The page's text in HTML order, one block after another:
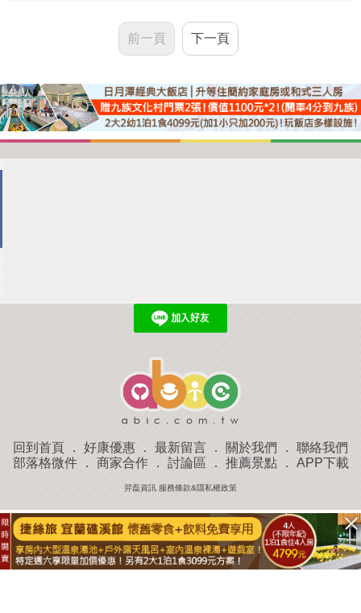
前一頁 下一頁
回到首頁 ． 好康優惠 ． 最新留言 ． 關於我們 ． 聯絡我們
部落格微件． 商家合作． 討論區 ． 推薦景點． APP下載
羿磊資訊 服務條款&隱私權政策